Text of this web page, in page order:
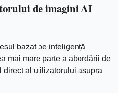
de imagini AI
bazat pe inteligență
mai mare parte a abordării de
direct al utilizatorului asupra